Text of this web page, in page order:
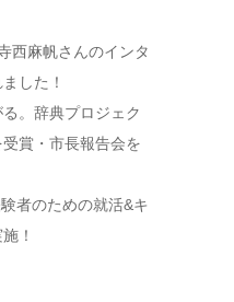
西麻帆さんのインタ
した！
。辞典プロジェク
賞・市長報告会を
者のための就活&キ
！